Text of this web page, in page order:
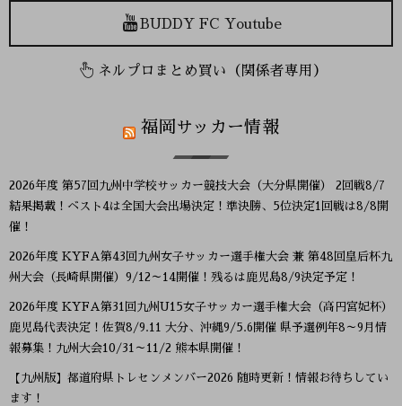
BUDDY FC Youtube
ネルプロまとめ買い（関係者専用）
福岡サッカー情報
2026年度 第57回九州中学校サッカー競技大会（大分県開催） 2回戦8/7
結果掲載！ベスト4は全国大会出場決定！準決勝、5位決定1回戦は8/8開
催！
2026年度 KYFA第43回九州女子サッカー選手権大会 兼 第48回皇后杯九
州大会（長崎県開催）9/12～14開催！残るは鹿児島8/9決定予定！
2026年度 KYFA第31回九州U15女子サッカー選手権大会（高円宮妃杯）
鹿児島代表決定！佐賀8/9.11 大分、沖縄9/5.6開催 県予選例年8～9月情
報募集！九州大会10/31～11/2 熊本県開催！
【九州版】都道府県トレセンメンバー2026 随時更新！情報お待ちしてい
ます！